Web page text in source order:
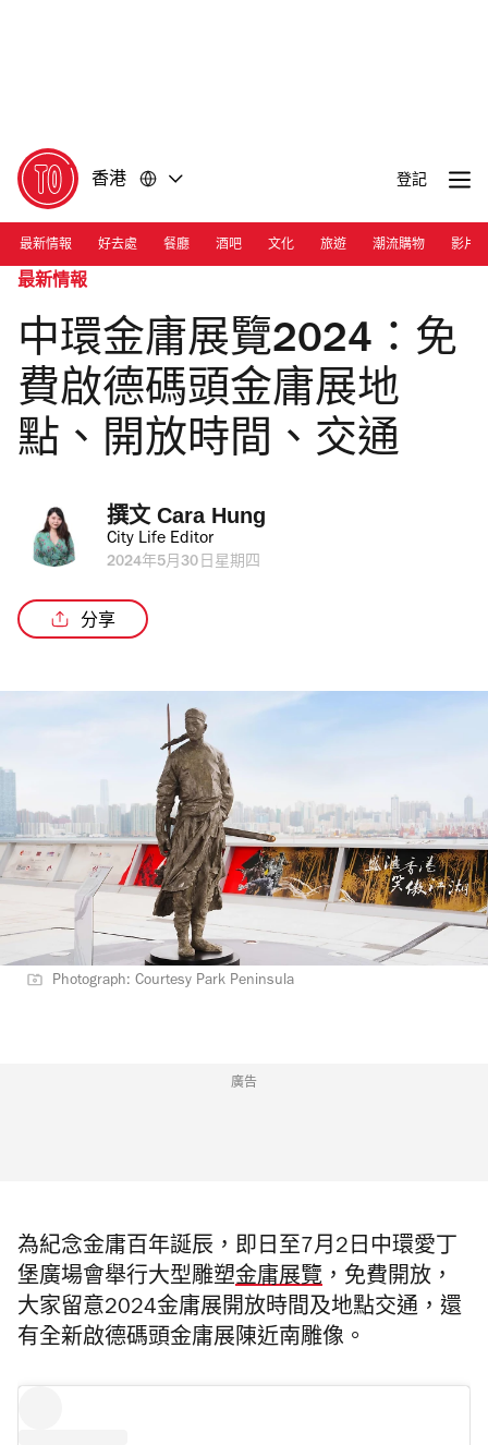
香港 登記
最新情報 好去處 餐廳 酒吧 文化 旅遊 潮流購物 影片
最新情報
中環金庸展覽2024：免
費啟德碼頭金庸展地
點、開放時間、交通
撰文 Cara Hung
City Life Editor
2024年5月30日星期四
分享
Photograph: Courtesy Park Peninsula
廣告
為紀念金庸百年誕辰，即日至7月2日中環愛丁
堡廣場會舉行大型雕塑金庸展覽 ，免費開放，
大家留意2024金庸展開放時間及地點交通，還
有全新啟德碼頭金庸展陳近南雕像。